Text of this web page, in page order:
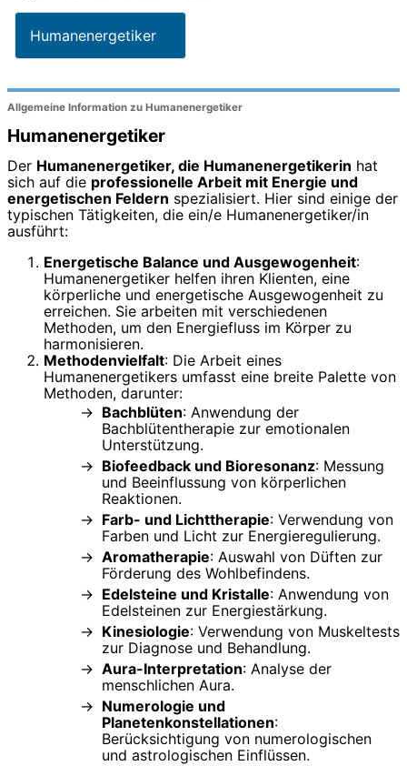
Humanenergetiker
Allgemeine Information zu Humanenergetiker
Humanenergetiker
Der Humanenergetiker, die Humanenergetikerin hat
sich auf die professionelle Arbeit mit Energie und
energetischen Feldern spezialisiert. Hier sind einige der
typischen Tätigkeiten, die ein/e Humanenergetiker/in
ausführt:
Energetische Balance und Ausgewogenheit:
Humanenergetiker helfen ihren Klienten, eine
körperliche und energetische Ausgewogenheit zu
erreichen. Sie arbeiten mit verschiedenen
Methoden, um den Energiefluss im Körper zu
harmonisieren.
Methodenvielfalt: Die Arbeit eines
Humanenergetikers umfasst eine breite Palette von
Methoden, darunter:
Bachblüten: Anwendung der
Bachblütentherapie zur emotionalen
Unterstützung.
Biofeedback und Bioresonanz: Messung
und Beeinflussung von körperlichen
Reaktionen.
Farb- und Lichttherapie: Verwendung von
Farben und Licht zur Energieregulierung.
Aromatherapie: Auswahl von Düften zur
Förderung des Wohlbefindens.
Edelsteine und Kristalle: Anwendung von
Edelsteinen zur Energiestärkung.
Kinesiologie: Verwendung von Muskeltests
zur Diagnose und Behandlung.
Aura-Interpretation: Analyse der
menschlichen Aura.
Numerologie und
Planetenkonstellationen:
Berücksichtigung von numerologischen
und astrologischen Einflüssen.